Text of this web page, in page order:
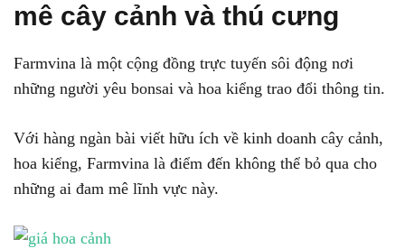
mê cây cảnh và thú cưng
Farmvina là một cộng đồng trực tuyến sôi động nơi
những người yêu bonsai và hoa kiểng trao đổi thông tin.
Với hàng ngàn bài viết hữu ích về kinh doanh cây cảnh,
hoa kiểng, Farmvina là điểm đến không thể bỏ qua cho
những ai đam mê lĩnh vực này.